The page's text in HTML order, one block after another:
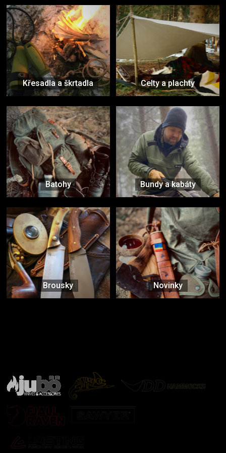
Křesadla a škrtadla Celty a plachty
Batohy Bundy a kabáty
Brousky Novinky